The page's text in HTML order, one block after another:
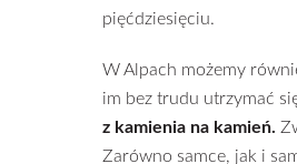
pięćdziesięciu.
W Alpach możemy
im bez trudu utrzymać
z kamienia na kamień.
Zarówno samce, jak i